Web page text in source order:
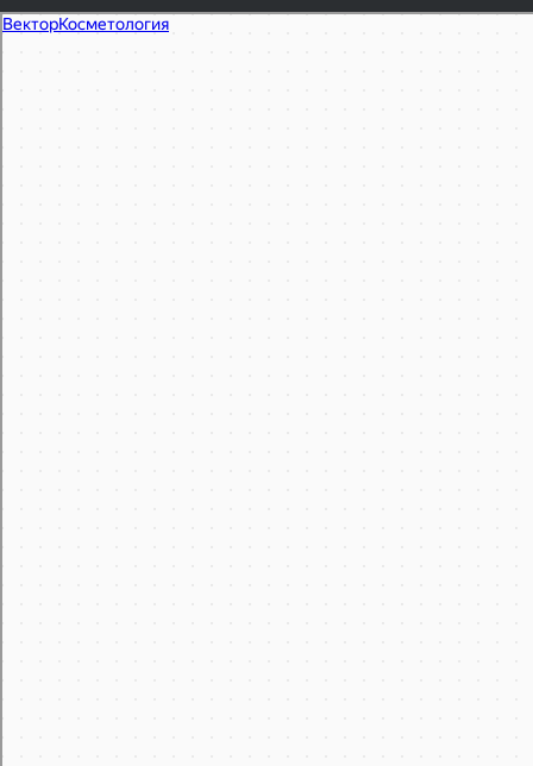
Вектор
Косметология в Москве